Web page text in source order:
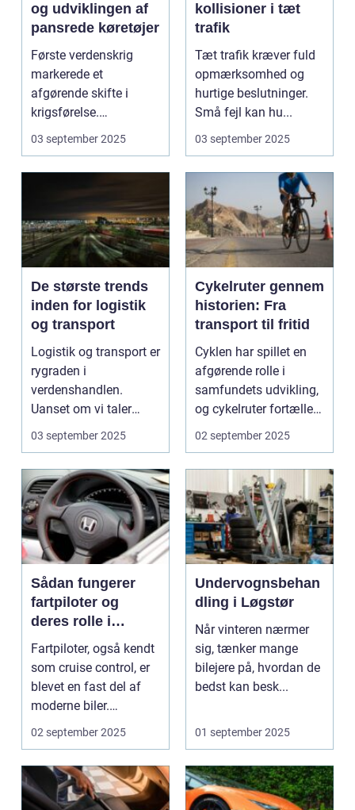
og udviklingen af
pansrede køretøjer
Første verdenskrig
markerede et
afgørende skifte i
krigsførelse.
Industrialiser...
03 september 2025
kollisioner i tæt
trafik
Tæt trafik kræver fuld
opmærksomhed og
hurtige beslutninger.
Små fejl kan hu...
03 september 2025
De største trends
inden for logistik
og transport
Logistik og transport er
rygraden i
verdenshandlen.
Uanset om vi taler
dagligvarer til
03 september 2025
Cykelruter gennem
historien: Fra
transport til fritid
Cyklen har spillet en
afgørende rolle i
samfundets udvikling,
og cykelruter fortæller
e...
02 september 2025
Sådan fungerer
fartpiloter og
deres rolle i
sikkerhed
Fartpiloter, også kendt
som cruise control, er
blevet en fast del af
moderne biler.
Systemet g...
02 september 2025
Undervognsbehan
dling i Løgstør
Når vinteren nærmer
sig, tænker mange
bilejere på, hvordan de
bedst kan besk...
01 september 2025